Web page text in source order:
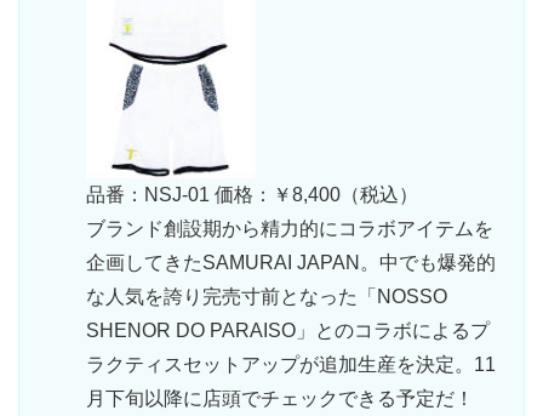
品番：NSJ-01 価格：￥8,400（税込）
ブランド創設期から精力的にコラボアイテムを
企画してきたSAMURAI JAPAN。中でも爆発的
な人気を誇り完売寸前となった「NOSSO
SHENOR DO PARAISO」とのコラボによるプ
ラクティスセットアップが追加生産を決定。11
月下旬以降に店頭でチェックできる予定だ！